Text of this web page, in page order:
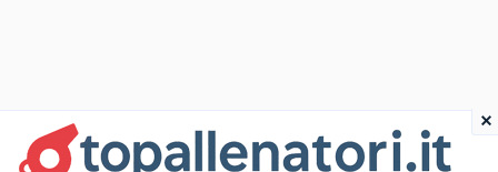
×